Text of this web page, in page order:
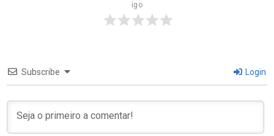
igo
Subscribe Login